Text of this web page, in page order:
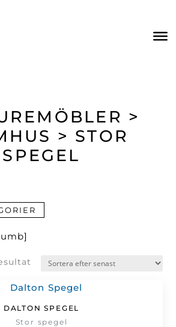
>
> STOR
SPEGEL
Sortera
senaste
DALTON SPEGEL
Stor spegel